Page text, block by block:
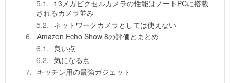
13メガピクセルカメラの性能はノートPCに搭載
されるカメラ並み
ネットワークカメラとしては使えない
Amazon Echo Show 8の評価とまとめ
良い点
気になる点
キッチン用の最強ガジェット